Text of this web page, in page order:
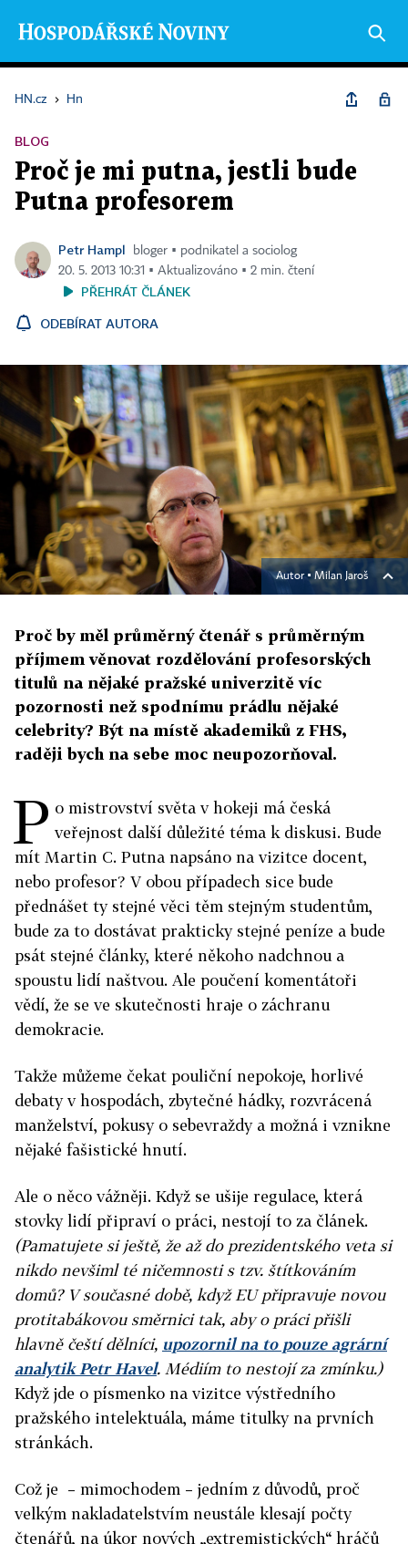
HN.cz › Hn
BLOG
Proč je mi putna, jestli bude
Putna profesorem
Petr Hampl
bloger ▪ podnikatel a sociolog
20. 5. 2013 10:31 ▪ Aktualizováno ▪ 2 min. čtení
PŘEHRÁT ČLÁNEK
ODEBÍRAT AUTORA
Autor ▪ Milan Jaroš
Proč by měl průměrný čtenář s průměrným
příjmem věnovat rozdělování profesorských
titulů na nějaké pražské univerzitě víc
pozornosti než spodnímu prádlu nějaké
celebrity? Být na místě akademiků z FHS,
raději bych na sebe moc neupozorňoval.
P o mistrovství světa v hokeji má česká
veřejnost další důležité téma k diskusi. Bude
mít Martin C. Putna napsáno na vizitce docent,
nebo profesor? V obou případech sice bude
přednášet ty stejné věci těm stejným studentům,
bude za to dostávat prakticky stejné peníze a bude
psát stejné články, které někoho nadchnou a
spoustu lidí naštvou. Ale poučení komentátoři
vědí, že se ve skutečnosti hraje o záchranu
demokracie.
Takže můžeme čekat pouliční nepokoje, horlivé
debaty v hospodách, zbytečné hádky, rozvrácená
manželství, pokusy o sebevraždy a možná i vznikne
nějaké fašistické hnutí.
Ale o něco vážněji. Když se ušije regulace, která
stovky lidí připraví o práci, nestojí to za článek.
(Pamatujete si ještě, že až do prezidentského veta si
nikdo nevšiml té ničemnosti s tzv. štítkováním
domů? V současné době, když EU připravuje novou
protitabákovou směrnici tak, aby o práci přišli
hlavně čeští dělníci, upozornil na to pouze agrární
analytik Petr Havel. Médiím to nestojí za zmínku.)
Když jde o písmenko na vizitce výstředního
pražského intelektuála, máme titulky na prvních
stránkách.
Což je – mimochodem – jedním z důvodů, proč
velkým nakladatelstvím neustále klesají počty
čtenářů, na úkor nových „extremistických“ hráčů